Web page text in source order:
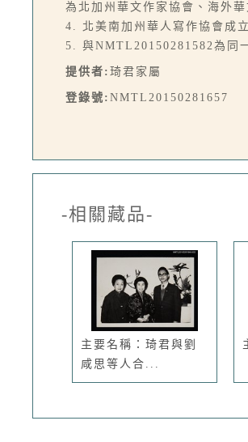
為北加州華文作家協會、海外華
4. 北美南加州華人寫作協會成
5. 與NMTL20150281582為同
提供者: 琦君家屬
登錄號: NMTL20150281657
-相關藏品-
主要名稱：琦君與劉
咸思等人合...